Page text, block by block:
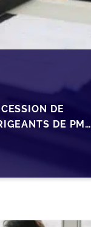
DE
DE PME